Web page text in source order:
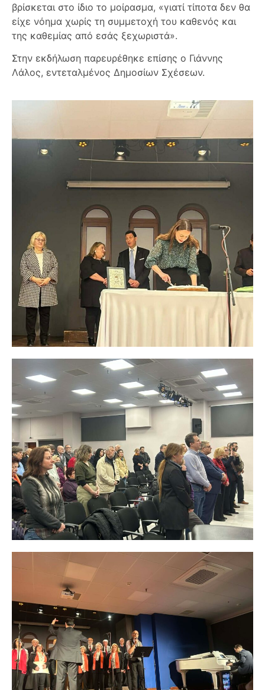
βρίσκεται στο ίδιο το μοίρασμα, «γιατί τίποτα δεν θα
είχε νόημα χωρίς τη συμμετοχή του καθενός και
της καθεμίας από εσάς ξεχωριστά».
Στην εκδήλωση παρευρέθηκε επίσης ο Γιάννης
Λάλος, εντεταλμένος Δημοσίων Σχέσεων.